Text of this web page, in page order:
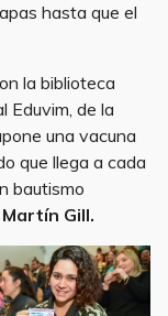
hasta que el
la biblioteca
Eduvim, de la
una vacuna
que llega a cada
bautismo
Martín Gill.